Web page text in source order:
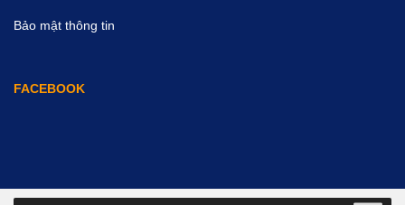
Bảo mật thông tin
FACEBOOK